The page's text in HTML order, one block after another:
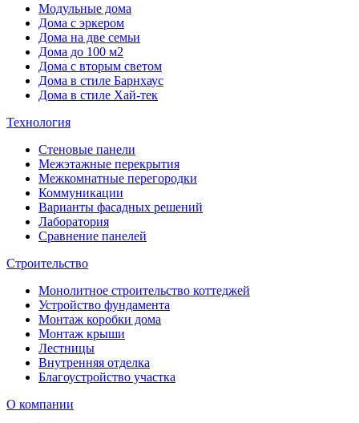
Модульные дома
Дома с эркером
Дома на две семьи
Дома до 100 м2
Дома с вторым светом
Дома в стиле Барнхаус
Дома в стиле Хай-тек
Технология
Стеновые панели
Межэтажные перекрытия
Межкомнатные перегородки
Коммуникации
Варианты фасадных решений
Лаборатория
Сравнение панелей
Строительство
Монолитное строительство коттеджей
Устройство фундамента
Монтаж коробки дома
Монтаж крыши
Лестницы
Внутренняя отделка
Благоустройство участка
О компании